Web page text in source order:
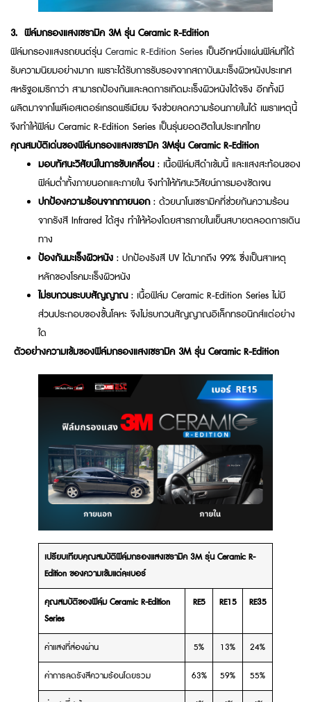
3. ฟิล์มกรองแสงเซรามิค 3M รุ่นCeramic R-Edition
ฟิล์มกรองแสงรถยนต์รุ่น Ceramic R-Edition Series เป็นอีกหนึ่งแผ่นฟิล์มที่ได้
รับความนิยมอย่างมาก เพราะได้รับการรับรองจากสถาบันมะเร็งผิวหนังประเทศ
สหรัฐอเมริกาว่า สามารถป้องกันและลดการเกิดมะเร็งผิวหนังได้จริง อีกทั้งมี
ผลิตมาจากโพลีเอสเตอร์เกรดพรีเมียม จึงช่วยลดความร้อนภายในได้ เพราเหตุนี้
จึงทำให้ฟิล์ม Ceramic R-Edition Series เป็นรุ่นยอดฮิตในประเทศไทย
คุณสมบัติเด่นของฟิล์มกรองแสงเซรามิค 3Mรุ่นCeramic R-Edition
มอบทัศนะวิสัยน์ในการขับเคลื่อน: เนื้อฟิล์มสีดำเข้มนี้ และแสงสะท้อนของ
ฟิล์มต่ำทั้งภายนอกและภายใน จึงทำให้ทัศนะวิสัยน์การมองชัดเจน
ปกป้องความร้อนจากภายนอก : ด้วยนาโนเซรามิคที่ช่วยกันความร้อน
จากรังสี Infrared ได้สูง ทำให้ห้องโดยสารภายในเย็นสบายตลอดการเดิน
ทาง
ป้องกันมะเร็งผิวหนัง : ปกป้องรังสี UV ได้มากถึง 99% ซึ่งเป็นสาเหตุ
หลักของโรคมะเร็งผิวหนัง
ไม่รบกวนระบบสัญญาณ : เนื้อฟิล์ม Ceramic R-Edition Series ไม่มี
ส่วนประกอบของชั้นโลหะ จึงไม่รบกวนสัญญาณอิเล็กทรอนิกส์แต่อย่าง
ใด
ตัวอย่างความเข้มของฟิล์มกรองแสงเซรามิค 3M รุ่นCeramic R-Edition
เปรียบเทียบคุณสมบัติฟิล์มกรองแสงเซรามิค 3M รุ่น Ceramic R-
Edition ของความเข้มแต่ละเบอร์
คุณสมบัติของฟิล์ม Ceramic R-Edition
Series
RE5 RE15 RE35
ค่าแสงที่ส่องผ่าน 5% 13% 24%
ค่าการลดรังสีความร้อนโดยรวม 63% 59% 55%